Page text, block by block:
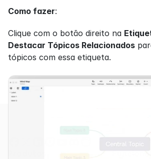
Como fazer:
Clique com o botão direito na
Destacar Tópicos Relacionados
tópicos com essa etiqueta.